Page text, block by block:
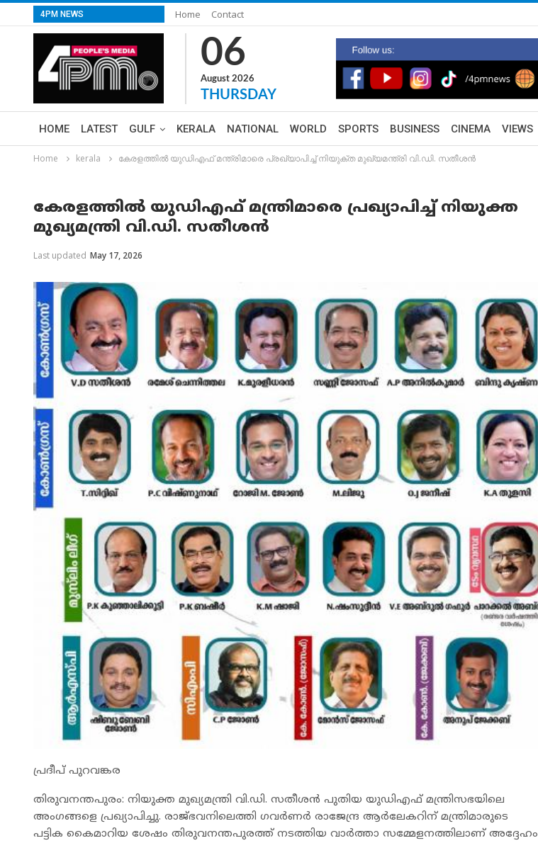
4PM NEWS Home Contact
06
August 2026
THURSDAY
HOME LATEST GULF KERALA NATIONAL WORLD SPORTS BUSINESS CINEMA VIEWS
Home kerala കേരളത്തിൽ യുഡിഎഫ് മന്ത്രിമാരെ പ്രഖ്യാപിച്ച് നിയുക്ത മുഖ്യമന്ത്രി വി.ഡി. സതീശൻ
കേരളത്തിൽ യുഡിഎഫ് മന്ത്രിമാരെ പ്രഖ്യാപിച്ച് നിയുക്ത
മുഖ്യമന്ത്രി വി.ഡി. സതീശൻ
Last updated May 17, 2026
പ്രദീപ് പുറവങ്കര
തിരുവനന്തപുരം: നിയുക്ത മുഖ്യമന്ത്രി വി.ഡി. സതീശൻ പുതിയ യുഡിഎഫ് മന്ത്രിസഭയിലെ
അംഗങ്ങളെ പ്രഖ്യാപിച്ചു. രാജ്ഭവനിലെത്തി ഗവർണർ രാജേന്ദ്ര ആർലേകറിന് മന്ത്രിമാരുടെ
പട്ടിക കൈമാറിയ ശേഷം തിരുവനന്തപുരത്ത് നടത്തിയ വാർത്താ സമ്മേളനത്തിലാണ് അദ്ദേഹം